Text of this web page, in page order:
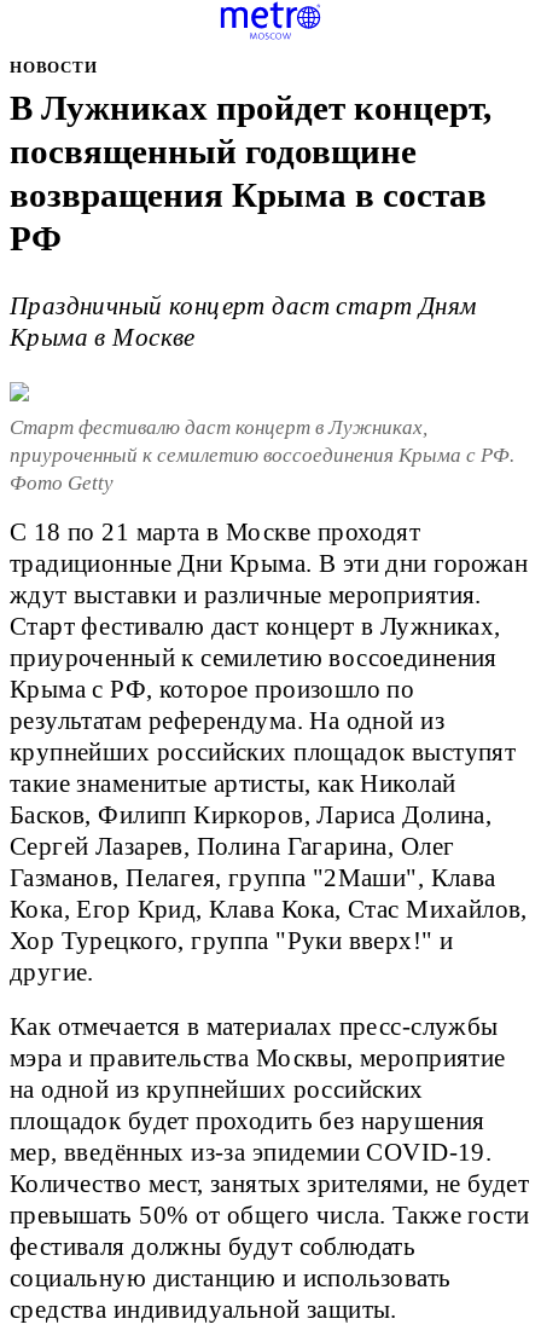
НОВОСТИ
В Лужниках пройдет концерт,
посвященный годовщине
возвращения Крыма в состав
РФ
Праздничный концерт даст старт Дням
Крыма в Москве
Старт фестивалю даст концерт в Лужниках,
приуроченный к семилетию воссоединения Крыма с РФ.
Фото Getty
С 18 по 21 марта в Москве проходят
традиционные Дни Крыма. В эти дни горожан
ждут выставки и различные мероприятия.
Старт фестивалю даст концерт в Лужниках,
приуроченный к семилетию воссоединения
Крыма с РФ, которое произошло по
результатам референдума. На одной из
крупнейших российских площадок выступят
такие знаменитые артисты, как Николай
Басков, Филипп Киркоров, Лариса Долина,
Сергей Лазарев, Полина Гагарина, Олег
Газманов, Пелагея, группа "2Маши", Клава
Кока, Егор Крид, Клава Кока, Стас Михайлов,
Хор Турецкого, группа "Руки вверх!" и
другие.
Как отмечается в материалах пресс-службы
мэра и правительства Москвы, мероприятие
на одной из крупнейших российских
площадок будет проходить без нарушения
мер, введённых из-за эпидемии COVID-19.
Количество мест, занятых зрителями, не будет
превышать 50% от общего числа. Также гости
фестиваля должны будут соблюдать
социальную дистанцию и использовать
средства индивидуальной защиты.